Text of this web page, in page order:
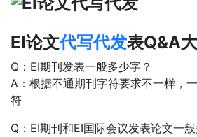
EI论文代写代发表Q&A
Q：EI期刊发表一般多少字？
A：根据不通期刊字符要求不一样，
符
Q：EI期刊和EI国际会议发表论文一